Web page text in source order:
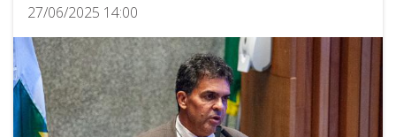
27/06/2025 14:00